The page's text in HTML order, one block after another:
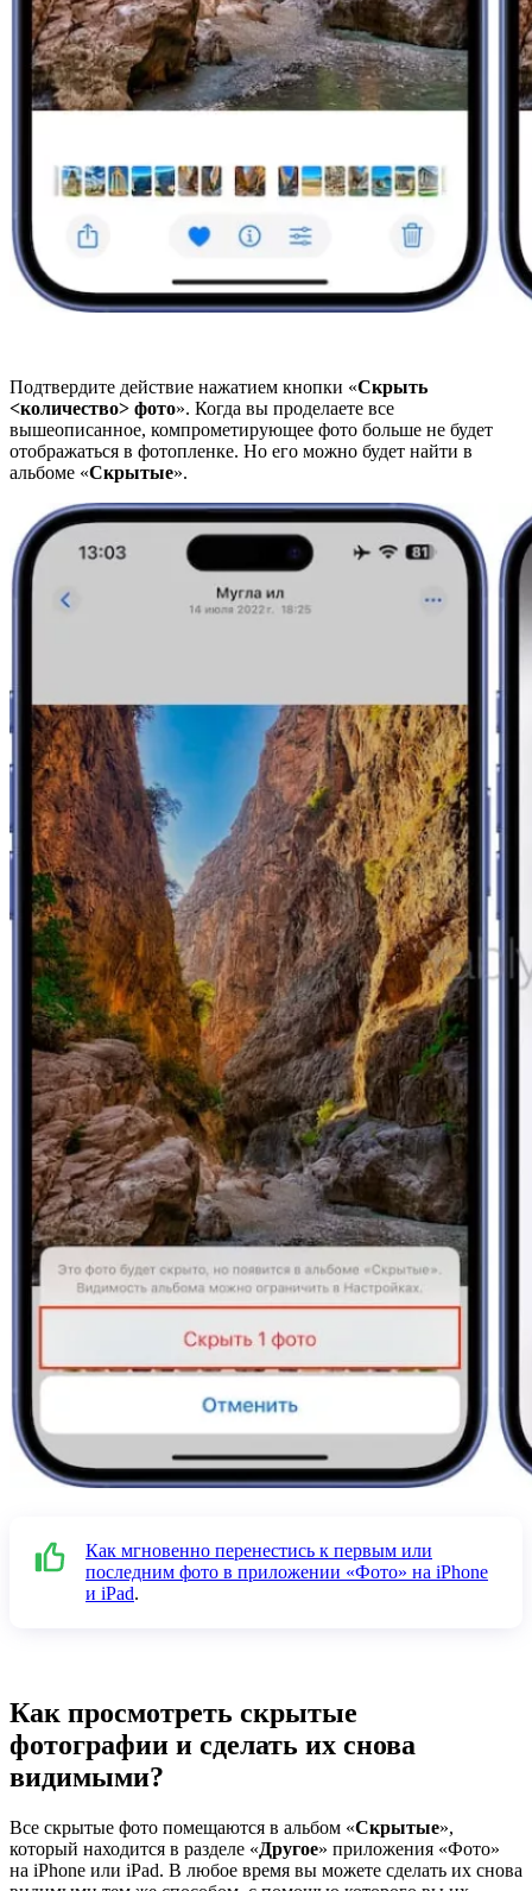
Подтвердите действие нажатием кнопки «Скрыть
<количество> фото». Когда вы проделаете все
вышеописанное, компрометирующее фото больше не будет
отображаться в фотопленке. Но его можно будет найти в
альбоме «Скрытые».
Как мгновенно перенестись к первым или
последним фото в приложении «Фото» на iPhone
и iPad.
Как просмотреть скрытые
фотографии и сделать их снова
видимыми?
Все скрытые фото помещаются в альбом «Скрытые»,
который находится в разделе «Другое» приложения «Фото»
на iPhone или iPad. В любое время вы можете сделать их снова